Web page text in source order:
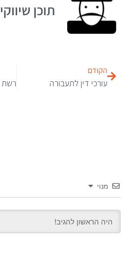
תוכן שיווקי buypost
הקודם
עורכי דין לתעבורה
מנוי